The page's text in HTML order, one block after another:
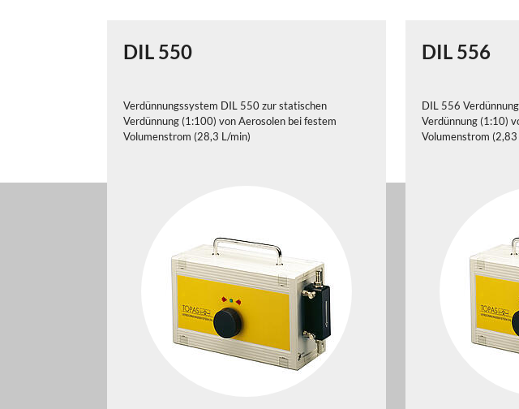
DIL 550
Verdünnungssystem DIL 550 zur statischen
Verdünnung (1:100) von Aerosolen bei festem
Volumenstrom (28,3 L/min)
DIL 556
DIL 556
Verdünnung (1:10)
Volumenstrom (2,83